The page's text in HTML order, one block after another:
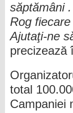
săptămâni
Rog
Ajutaţi-ne
precizează
total
Campaniei